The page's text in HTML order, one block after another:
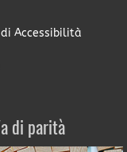
Accessibilità
di parità